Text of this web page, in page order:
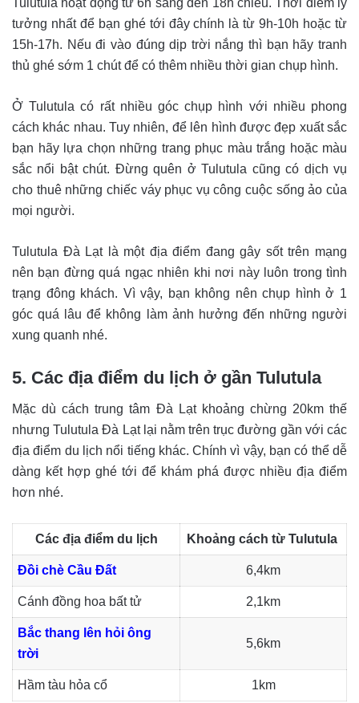
tưởng nhất để bạn ghé tới đây chính là từ 9h-10h hoặc từ
15h-17h. Nếu đi vào đúng dịp trời nắng thì bạn hãy tranh
thủ ghé sớm 1 chút để có thêm nhiều thời gian chụp hình.
Ở Tulutula có rất nhiều góc chụp hình với nhiều phong
cách khác nhau. Tuy nhiên, để lên hình được đẹp xuất sắc
bạn hãy lựa chọn những trang phục màu trắng hoặc màu
sắc nổi bật chút. Đừng quên ở Tulutula cũng có dịch vụ
cho thuê những chiếc váy phục vụ công cuộc sống ảo của
mọi người.
Tulutula Đà Lạt là một địa điểm đang gây sốt trên mạng
nên bạn đừng quá ngạc nhiên khi nơi này luôn trong tình
trạng đông khách. Vì vậy, bạn không nên chụp hình ở 1
góc quá lâu để không làm ảnh hưởng đến những người
xung quanh nhé.
5. Các địa điểm du lịch ở gần Tulutula
Mặc dù cách trung tâm Đà Lạt khoảng chừng 20km thế
nhưng Tulutula Đà Lạt lại nằm trên trục đường gần với các
địa điểm du lịch nổi tiếng khác. Chính vì vậy, bạn có thể dễ
dàng kết hợp ghé tới để khám phá được nhiều địa điểm
hơn nhé.
Các địa điểm du lịch Khoảng cách từ Tulutula
Đồi chè Cầu Đất 6,4km
Cánh đồng hoa bất tử 2,1km
Bắc thang lên hỏi ông
trời
5,6km
Hầm tàu hỏa cổ 1km